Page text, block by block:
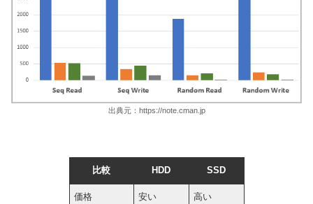
出典元：https://note.cman.jp
比較 HDD SSD
価格 安い 高い